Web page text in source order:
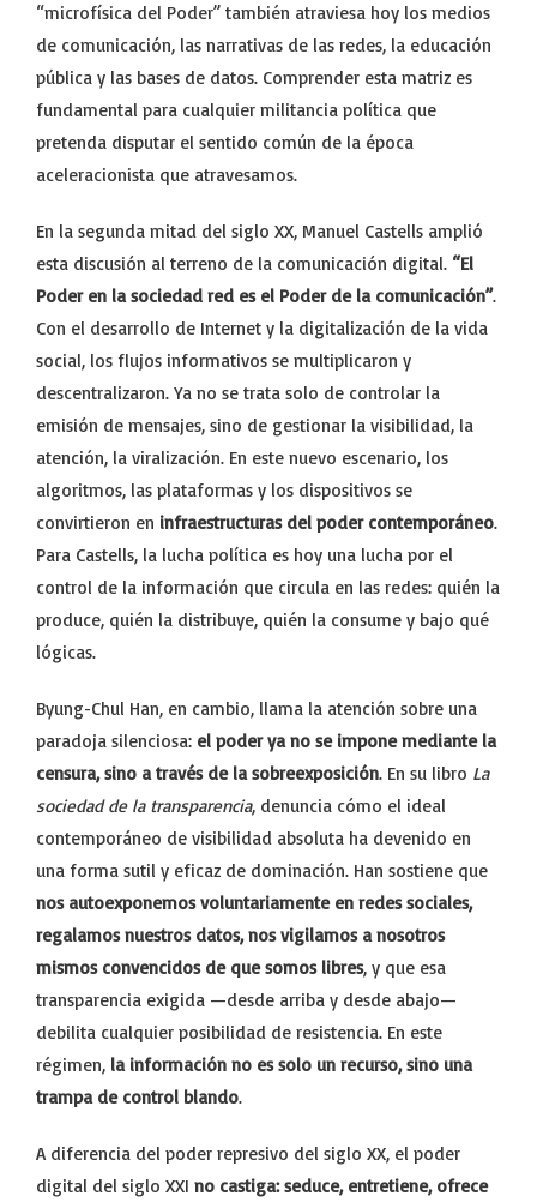
“microfísica del Poder” también atraviesa hoy los medios
de comunicación, las narrativas de las redes, la educación
pública y las bases de datos. Comprender esta matriz es
fundamental para cualquier militancia política que
pretenda disputar el sentido común de la época
aceleracionista que atravesamos.
En la segunda mitad del siglo XX, Manuel Castells amplió
esta discusión al terreno de la comunicación digital. “El
Poder en la sociedad red es el Poder de la comunicación”.
Con el desarrollo de Internet y la digitalización de la vida
social, los flujos informativos se multiplicaron y
descentralizaron. Ya no se trata solo de controlar la
emisión de mensajes, sino de gestionar la visibilidad, la
atención, la viralización. En este nuevo escenario, los
algoritmos, las plataformas y los dispositivos se
convirtieron en infraestructuras del poder contemporáneo.
Para Castells, la lucha política es hoy una lucha por el
control de la información que circula en las redes: quién la
produce, quién la distribuye, quién la consume y bajo qué
lógicas.
Byung-Chul Han, en cambio, llama la atención sobre una
paradoja silenciosa: el poder ya no se impone mediante la
censura, sino a través de la sobreexposición. En su libro La
sociedad de la transparencia, denuncia cómo el ideal
contemporáneo de visibilidad absoluta ha devenido en
una forma sutil y eficaz de dominación. Han sostiene que
nos autoexponemos voluntariamente en redes sociales,
regalamos nuestros datos, nos vigilamos a nosotros
mismos convencidos de que somos libres, y que esa
transparencia exigida —desde arriba y desde abajo—
debilita cualquier posibilidad de resistencia. En este
régimen, la información no es solo un recurso, sino una
trampa de control blando.
A diferencia del poder represivo del siglo XX, el poder
digital del siglo XXI no castiga: seduce, entretiene, ofrece